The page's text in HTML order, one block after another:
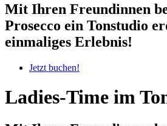
Mit Ihren Freundinnen
Prosecco ein Tonstudio
einmaliges Erlebnis!
Jetzt buchen!
Ladies-Time im